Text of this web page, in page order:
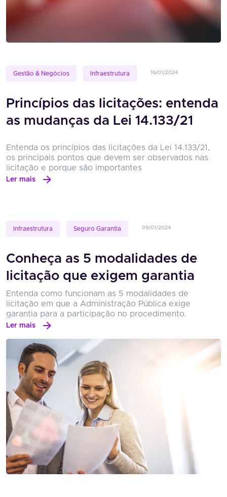
Gestão & Negócios Infraestrutura 16/01/2024
Princípios das licitações: entenda
as mudanças da Lei 14.133/21
Entenda os princípios das licitações da Lei 14.133/21,
os principais pontos que devem ser observados nas
licitação e porque são importantes
Ler mais
Infraestrutura Seguro Garantia 09/01/2024
Conheça as 5 modalidades de
licitação que exigem garantia
Entenda como funcionam as 5 modalidades de
licitação em que a Administração Pública exige
garantia para a participação no procedimento.
Ler mais